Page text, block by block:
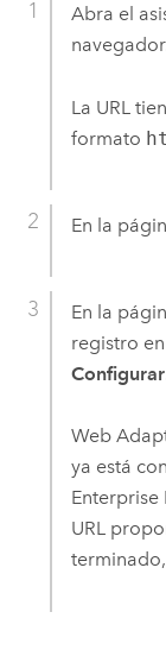
Abra el
La URL
formato
En la
En la
registro
Configurar
Web
ya está
Enterprise
URL